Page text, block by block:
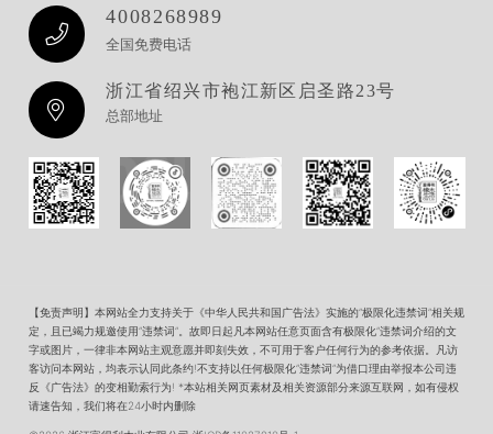
4008268989
全国免费电话
浙江省绍兴市袍江新区启圣路23号
总部地址
【免责声明】本网站全力支持关于《中华人民共和国广告法》实施的”极限化违禁词”相关规
定，且已竭力规邀使用”违禁词”。故即日起凡本网站任意页面含有极限化”违禁词介绍的文
字或图片，一律非本网站主观意愿并即刻失效，不可用于客户任何行为的参考依据。凡访
客访问本网站，均表示认同此条约!不支持以任何极限化”违禁词”为借口理由举报本公司违
反《广告法》的变相勤索行为! *本站相关网页素材及相关资源部分来源互联网，如有侵权
请速告知，我们将在24小时内删除